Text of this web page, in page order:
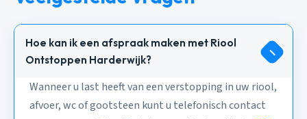
Hoe kan ik een afspraak maken met Riool
Ontstoppen Harderwijk?
Wanneer u last heeft van een verstopping in uw riool,
afvoer, wc of gootsteen kunt u telefonisch contact